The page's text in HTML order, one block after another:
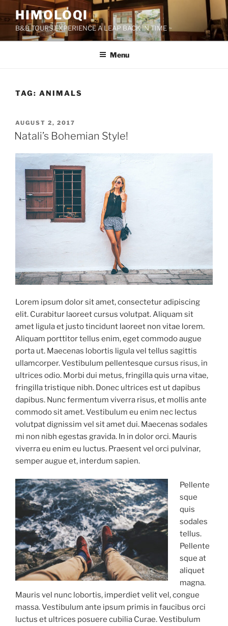
to
content
HIMOLOQI
B&B TOURS EXPERIENCE A LEAP BACK IN TIME ~
Menu
TAG: ANIMALS
POSTED
ON
AUGUST 2, 2017
Natali’s Bohemian Style!
Lorem ipsum dolor sit amet, consectetur adipiscing
elit. Curabitur laoreet cursus volutpat. Aliquam sit
amet ligula et justo tincidunt laoreet non vitae lorem.
Aliquam porttitor tellus enim, eget commodo augue
porta ut. Maecenas lobortis ligula vel tellus sagittis
ullamcorper. Vestibulum pellentesque cursus risus, in
ultrices odio. Morbi dui metus, fringilla quis urna vitae,
fringilla tristique nibh. Donec ultrices est ut dapibus
dapibus. Nunc fermentum viverra risus, et mollis ante
commodo sit amet. Vestibulum eu enim nec lectus
volutpat dignissim vel sit amet dui. Maecenas sodales
mi non nibh egestas gravida. In in dolor orci. Mauris
viverra eu enim eu luctus. Praesent vel orci pulvinar,
semper augue et, interdum sapien.
Pellente
sque
quis
sodales
tellus.
Pellente
sque at
aliquet
magna.
Mauris vel nunc lobortis, imperdiet velit vel, congue
massa. Vestibulum ante ipsum primis in faucibus orci
luctus et ultrices posuere cubilia Curae. Vestibulum